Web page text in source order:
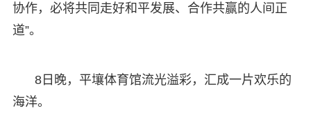
协作，必将共同走好和平发展、合作共赢的人间正
道”。
8日晚，平壤体育馆流光溢彩，汇成一片欢乐的
海洋。